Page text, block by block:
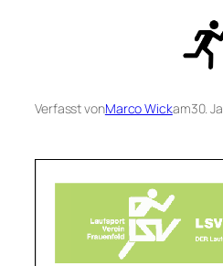
Verfasst vonMarco Wickam30.